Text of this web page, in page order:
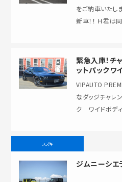
をご納車いたしました！！ プラド
新車！！ Ｈ君は
緊急入庫！チ
ットパックワ
『ラストコー
VIPAUTO
なダッジチャレ
ク ワイドボディ 2023年自社輸入 新車並行
スズキ
ジムニーシエ